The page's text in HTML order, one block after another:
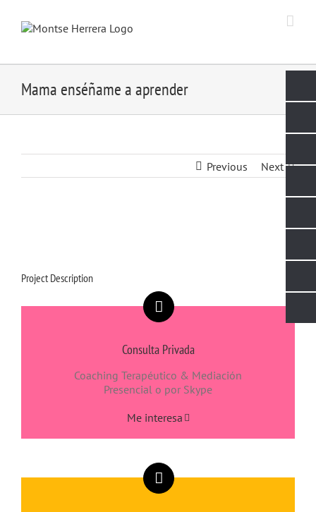
content
Mama enséñame a aprender
Previous Next
Project Description
Consulta Privada
Coaching Terapéutico & Mediación
Presencial o por Skype
Me interesa